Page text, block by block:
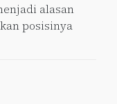
alasan
posisinya